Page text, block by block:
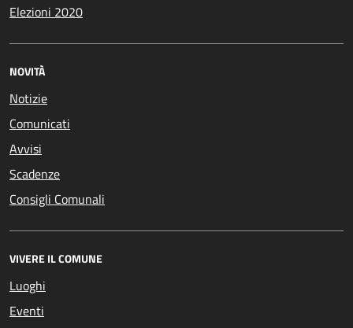
Elezioni 2020
NOVITÀ
Notizie
Comunicati
Avvisi
Scadenze
Consigli Comunali
VIVERE IL COMUNE
Luoghi
Eventi